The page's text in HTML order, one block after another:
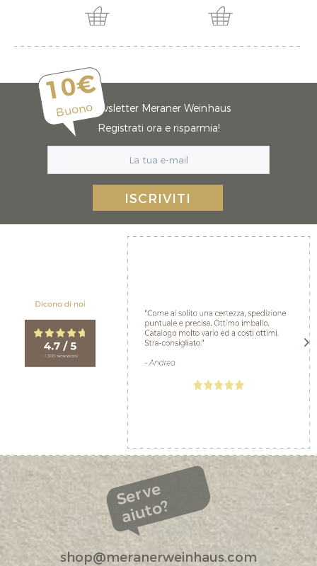
10€
BuonoNewsletter Meraner Weinhaus
Registrati ora e risparmia!
ISCRIVITI
Serve
aiuto?
shop@meranerweinhaus.com